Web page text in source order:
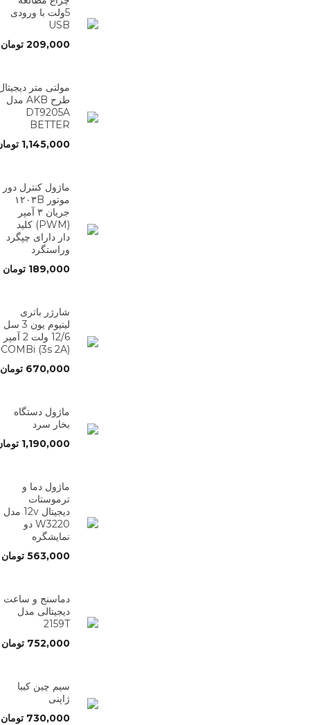
5ولت با ورودی
USB
209,000 تومان
مولتی متر
طرح AKB مدل
DT9205A
BETTER
1,145,000
ماژول کنترل دور
موتور ۱۲۰۳B
جریان ۳ آمپر
(PWM) کلید
دار دارای چپگرد
وراستگرد
189,000 تومان
شارژر باتری
لیتیوم یون 3 سل
12/6 ولت 2 آمپر
(3s 2A) COMBi
670,000 تومان
ماژول دستگاه
بخار سرد
1,190,000
ماژول دما و
ترموستات
دیجیتال 12v مدل
W3220 دو
نمایشگره
563,000 تومان
دماسنج و ساعت
دیجیتالی مدل
2159T
752,000 تومان
سیم چین کیبا
ژاپنی
730,000 تومان